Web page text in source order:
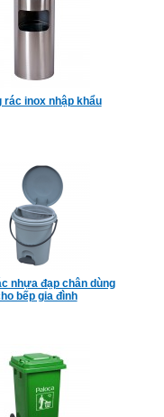
rác inox nhập khẩu
nhựa đạp chân dùng
bếp gia đình